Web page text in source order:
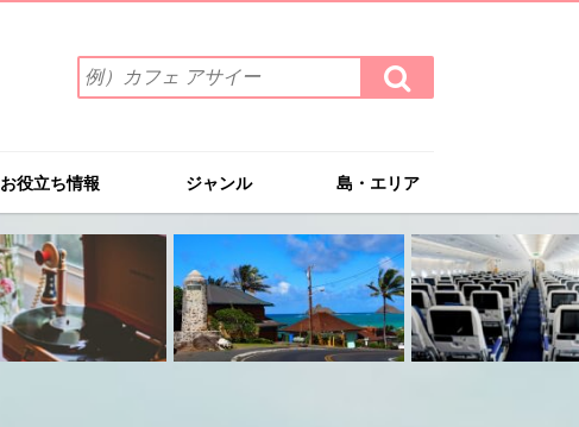
索
ワ
を
入
力
(例）
カ
フ
ェ
検
索
す
お役立ち情報 ジャンル 島・エリア